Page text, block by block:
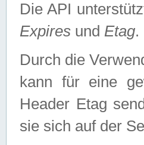
Die API
Expires und Etag.
Durch die
kann für eine
Header Etag
sie sich auf der